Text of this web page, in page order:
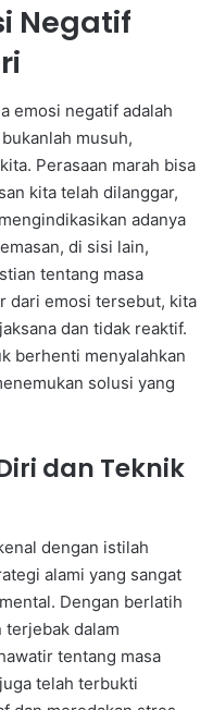
Negatif
emosi negatif adalah
musuh,
Perasaan marah bisa
kita telah dilanggar,
adanya
di sisi lain,
tentang masa
dari emosi tersebut, kita
dan tidak reaktif.
berhenti menyalahkan
solusi yang
dan Teknik
dengan istilah
alami yang sangat
Dengan berlatih
terjebak dalam
tentang masa
telah terbukti